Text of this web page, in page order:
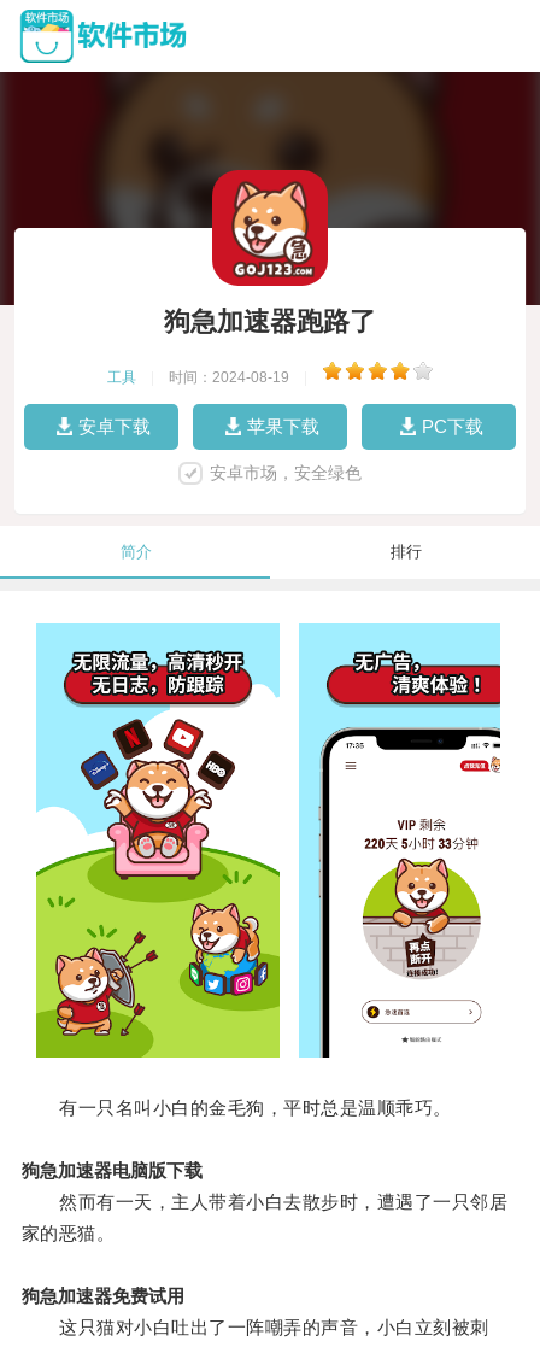
狗急加速器跑路了
工具 时间：2024-08-19
安卓下载 苹果下载 PC下载
安卓市场，安全绿色
简介 排行
有一只名叫小白的金毛狗，平时总是温顺乖巧。
狗急加速器电脑版下载
然而有一天，主人带着小白去散步时，遭遇了一只邻居
家的恶猫。
狗急加速器免费试用
这只猫对小白吐出了一阵嘲弄的声音，小白立刻被刺